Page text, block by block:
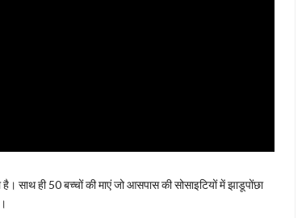
है। साथ ही 50 बच्चों की माएं जो आसपास की सोसाइटियों में झाडूपोंछा